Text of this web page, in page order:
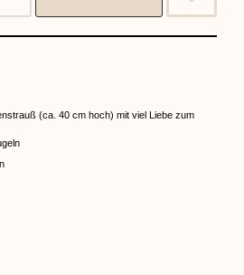
(ca. 40 cm hoch) mit viel Liebe zum